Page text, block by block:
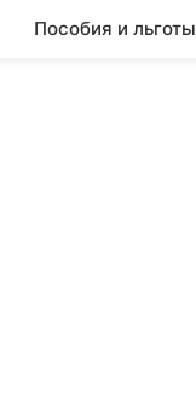
Пособия и льготы